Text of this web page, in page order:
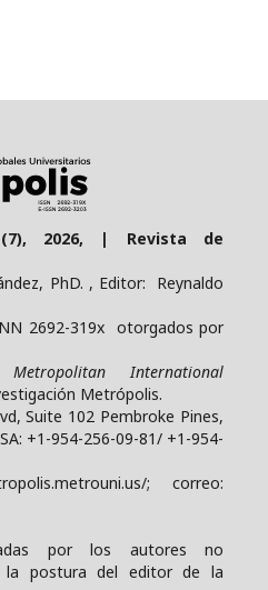
2026, | Revista de
PhD. , Editor: Reynaldo
2692-319x otorgados por
Metropolitan International
Metrópolis.
Suite 102 Pembroke Pines,
+1-954-256-09-81/ +1-954-
; correo:
por los autores no
la postura del editor de la